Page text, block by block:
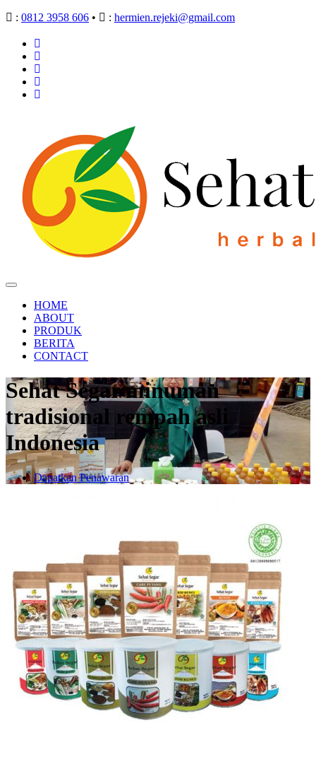
: 0812 3958 606 • : hermien.rejeki@gmail.com
HOME
ABOUT
PRODUK
BERITA
CONTACT
Sehat Segar minuman
tradisional rempah asli
Indonesia
Dapatkan Penawaran